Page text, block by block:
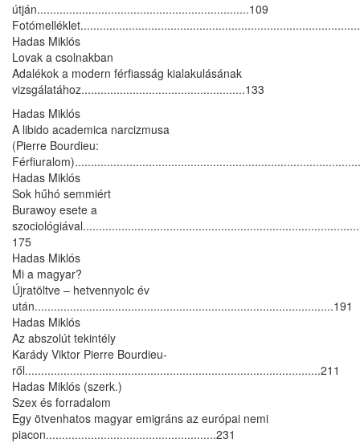
útján..................................................................109
Hadas Miklós
Lovak a csolnakban
Adalékok a modern férfiasság kialakulásának
vizsgálatához...................................................133
Hadas Miklós
A libido academica narcizmusa
(Pierre Bourdieu:
Hadas Miklós
Sok hűhó semmiért
Burawoy esete a
175
Hadas Miklós
Mi a magyar?
Újratöltve – hetvennyolc év
után.............................................................................................191
Hadas Miklós
Az abszolút tekintély
Karády Viktor Pierre Bourdieu-
ről............................................................................................211
Hadas Miklós (szerk.)
Szex és forradalom
Egy ötvenhatos magyar emigráns az európai nemi
piacon.....................................................231